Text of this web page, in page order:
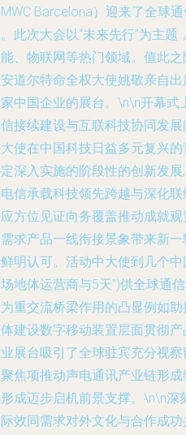
Barcelona）迎来了全球
此次大会以“未来先行”为主
、物联网等热门领域。值此
道尔特命全权大使姚敬亲自
中国企业的展台。\n\n开幕
接续建设与互联科技协同发
使在中国科技日益多元复兴
深入实施的阶段性的创新发
信承载科技领先跨越与深化
方位见证向务覆盖推动成就
求产品一线衔接景象带来新
明认可。活动中大使到几个
地体运营商与5天”)供全球通
重交流桥梁作用的凸显例如
建设数字移动装置层面贯彻
展台吸引了全球驻宾充分视
焦项推动声电通讯产业链形
成迈步启机前景支撑。\n\n
效同需求对外文化与合作成